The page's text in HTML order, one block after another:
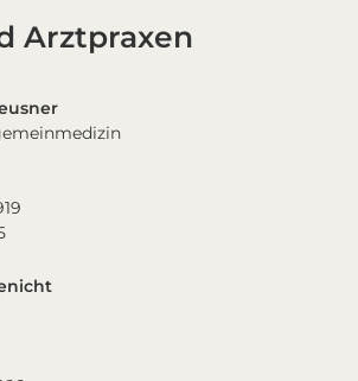
Arztpraxen